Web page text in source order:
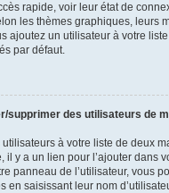
rapide, voir leur état de
les thèmes graphiques, leurs
ajoutez un utilisateur à votre
par défaut.
supprimer des utilisateurs de
à votre liste de deux
il y a un lien pour l’ajouter dans
panneau de l’utilisateur, vous
en saisissant leur nom